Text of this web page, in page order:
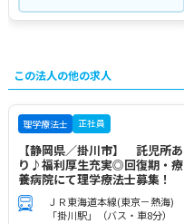
この法人の他の求人
理学療法士 正社員
【静岡県／掛川市】 託児所あ
り♪福利厚生充実◎回復期・療
養病院にて理学療法士募集！
ＪＲ東海道本線(東京－熱海)
「掛川駅」（バス・車8分）